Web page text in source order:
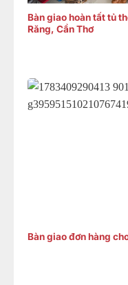
Bàn giao hoàn tất tủ
Răng, Cần Thơ
Bàn giao đơn hàng